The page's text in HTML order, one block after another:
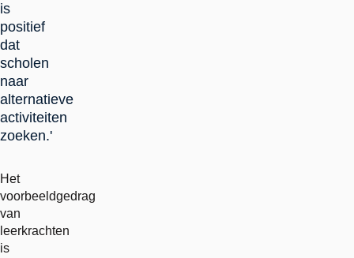
is
positief
dat
scholen
naar
alternatieve
activiteiten
zoeken.'
Het
voorbeeldgedrag
van
leerkrachten
is